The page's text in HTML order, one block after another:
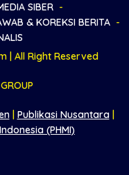
SIBER
& KOREKSI BERITA
| All Right Reserved
| Publikasi Nusantara|
(PHMI)